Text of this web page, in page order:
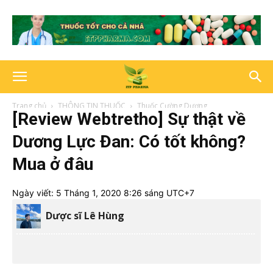
Trang chủ THÔNG TIN THUỐC Thuốc Cường Dương
[Review Webtretho] Sự thật về
Dương Lực Đan: Có tốt không?
Mua ở đâu
Ngày viết: 5 Tháng 1, 2020 8:26 sáng UTC+7
Dược sĩ Lê Hùng